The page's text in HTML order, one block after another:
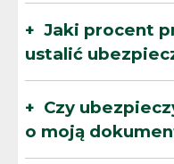
Jaki procent
ustalić
Czy
o moją